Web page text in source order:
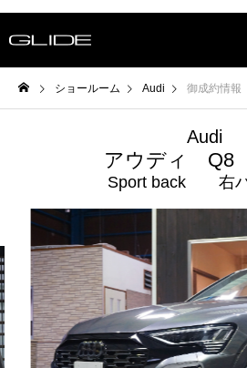
ショールーム Audi 御成約情報
Audi
アウディ Q8
Sport back 右